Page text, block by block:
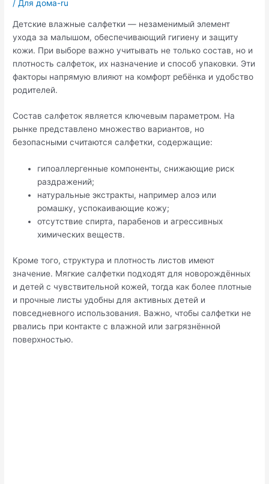
/ Для дома-ru
Детские влажные салфетки — незаменимый элемент
ухода за малышом, обеспечивающий гигиену и защиту
кожи. При выборе важно учитывать не только состав, но и
плотность салфеток, их назначение и способ упаковки. Эти
факторы напрямую влияют на комфорт ребёнка и удобство
родителей.
Состав салфеток является ключевым параметром. На
рынке представлено множество вариантов, но
безопасными считаются салфетки, содержащие:
гипоаллергенные компоненты, снижающие риск
раздражений;
натуральные экстракты, например алоэ или
ромашку, успокаивающие кожу;
отсутствие спирта, парабенов и агрессивных
химических веществ.
Кроме того, структура и плотность листов имеют
значение. Мягкие салфетки подходят для новорождённых
и детей с чувствительной кожей, тогда как более плотные
и прочные листы удобны для активных детей и
повседневного использования. Важно, чтобы салфетки не
рвались при контакте с влажной или загрязнённой
поверхностью.